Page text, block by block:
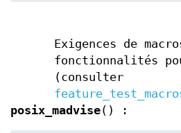
Exigences de
fonctionnalités
(consulter
posix_madvise() :